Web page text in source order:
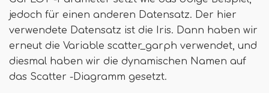
jedoch für einen anderen Datensatz. Der hier
verwendete Datensatz ist die Iris. Dann haben wir
erneut die Variable scatter_garph verwendet, und
diesmal haben wir die dynamischen Namen auf
das Scatter -Diagramm gesetzt.